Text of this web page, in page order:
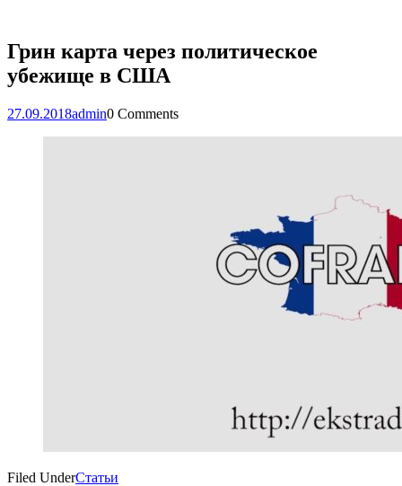
Грин карта через политическое
убежище в США
27.09.2018admin0 Comments
Filed UnderСтатьи